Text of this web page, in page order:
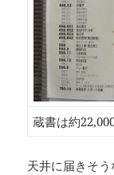
蔵書は約
天井に届きそ